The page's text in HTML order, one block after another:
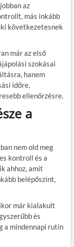
az
más inkább
következetesnek
már az első
szokásai
hanem
időre,
ellenőrzésre.
a
nem old meg
kontroll és a
ahhoz, amit
belépőszint,
már kialakult
és
a mindennapi rutin